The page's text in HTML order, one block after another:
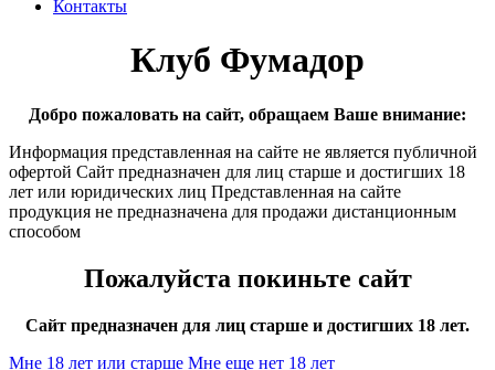
Контакты
Клуб Фумадор
Добро пожаловать на сайт, обращаем Ваше внимание:
Информация представленная на сайте не является публичной
офертой Сайт предназначен для лиц старше и достигших 18
лет или юридических лиц Представленная на сайте
продукция не предназначена для продажи дистанционным
способом
Пожалуйста покиньте сайт
Сайт предназначен для лиц старше и достигших 18 лет.
Мне 18 лет или старше Мне еще нет 18 лет